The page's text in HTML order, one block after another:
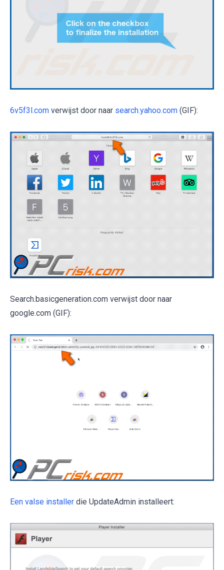
6v5f3l.com verwijst door naar search.yahoo.com (GIF):
Search.basicgeneration.com verwijst door naar
google.com (GIF):
Een valse installer die UpdateAdmin installeert: